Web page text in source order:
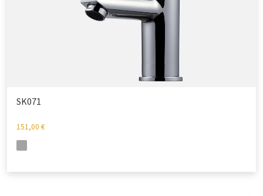
SK071
151,00 €